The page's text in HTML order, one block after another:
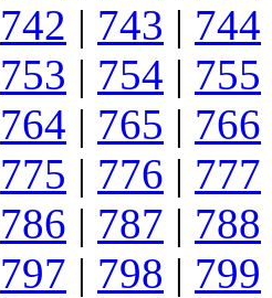
742 | 743 | 744
753 | 754 | 755
764 | 765 | 766
775 | 776 | 777
786 | 787 | 788
797 | 798 | 799